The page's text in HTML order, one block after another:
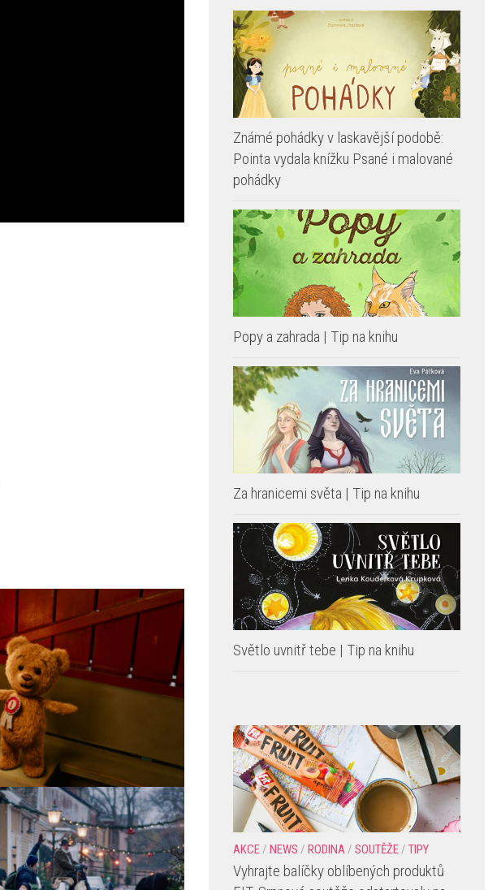
Známé pohádky v laskavější podobě:
Pointa vydala knížku Psané i malované
pohádky
Popy a zahrada | Tip na knihu
Za hranicemi světa | Tip na knihu
Světlo uvnitř tebe | Tip na knihu
AKCE/ NEWS / RODINA/ SOUTĚŽE/ TIPY
Vyhrajte balíčky oblíbených produktů